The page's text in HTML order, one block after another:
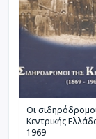
Οι
Κεντρικής
1969